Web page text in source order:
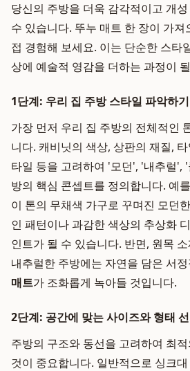
당신의 주방을 더욱 감각적이고 개
수 있습니다. 뚜누 매트 한 장이 가져
접 경험해 보세요. 이는 단순한 스타
상에 예술적 영감을 더하는 과정이
1단계: 우리 집 주방 스타일 파악하기
가장 먼저 우리 집 주방의 전체적인
니다. 캐비닛의 색상, 상판의 재질,
타일 등을 고려하여 '모던', '내추럴',
방의 핵심 콘셉트를 정의합니다. 예
이 톤의 무채색 가구로 꾸며진 모던
인 패턴이나 과감한 색상의 추상화
인트가 될 수 있습니다. 반면, 원목
내추럴한 주방에는 자연을 담은 서
매트가 조화롭게 녹아들 것입니다.
2단계: 공간에 맞는 사이즈와 형태
주방의 구조와 동선을 고려하여 최
것이 중요합니다. 일반적으로 싱크